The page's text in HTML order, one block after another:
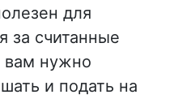
для
за считанные
вам нужно
и подать на